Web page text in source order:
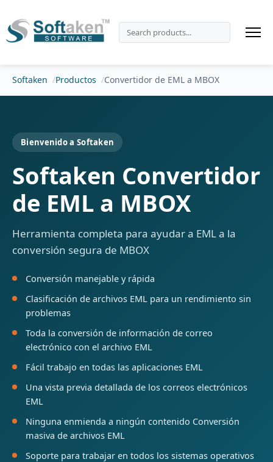
Softaken Productos Convertidor de EML a MBOX
Bienvenido a Softaken
Softaken Convertidor
de EML a MBOX
Herramienta completa para ayudar a EML a la
conversión segura de MBOX
Conversión manejable y rápida
Clasificación de archivos EML para un rendimiento sin
problemas
Toda la conversión de información de correo
electrónico con el archivo EML
Fácil trabajo en todas las aplicaciones EML
Una vista previa detallada de los correos electrónicos
EML
Ninguna enmienda a ningún contenido Conversión
masiva de archivos EML
Soporte para trabajar en todos los sistemas operativos